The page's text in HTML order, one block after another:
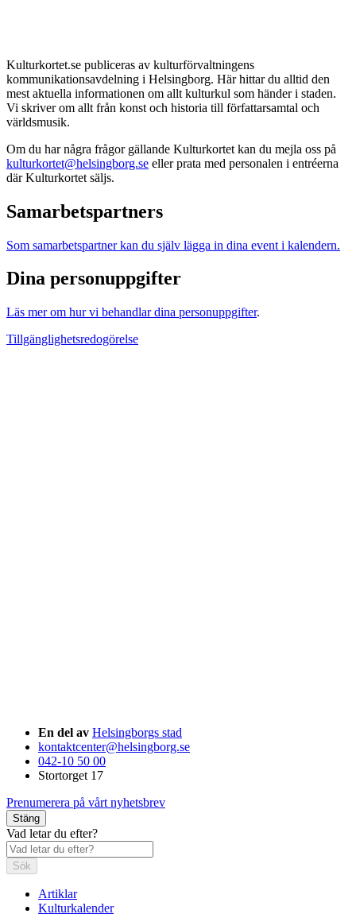
Kulturkortet.se publiceras av kulturförvaltningens
kommunikationsavdelning i Helsingborg. Här hittar du alltid den
mest aktuella informationen om allt kulturkul som händer i staden.
Vi skriver om allt från konst och historia till författarsamtal och
världsmusik.
Om du har några frågor gällande Kulturkortet kan du mejla oss på
kulturkortet@helsingborg.se eller prata med personalen i entréerna
där Kulturkortet säljs.
Samarbetspartners
Som samarbetspartner kan du själv lägga in dina event i kalendern.
Dina personuppgifter
Läs mer om hur vi behandlar dina personuppgifter.
Tillgänglighetsredogörelse
En del av Helsingborgs stad
kontaktcenter@helsingborg.se
042-10 50 00
Stortorget 17
Prenumerera på vårt nyhetsbrev
Stäng
Vad letar du efter?
Sök
Artiklar
Kulturkalender